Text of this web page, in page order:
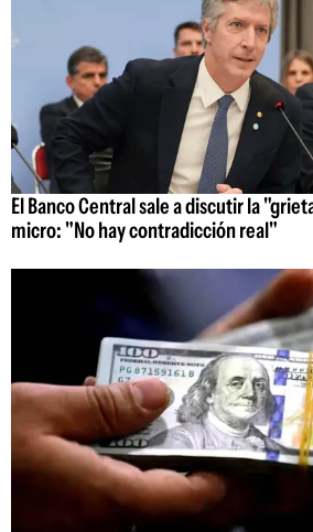
El Banco Central sale a discutir la
micro: "No hay contradicción real"